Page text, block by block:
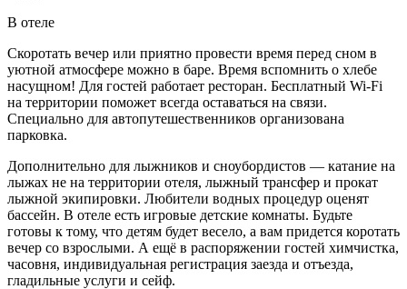
В отеле
Скоротать вечер или приятно провести время перед сном в
уютной атмосфере можно в баре. Время вспомнить о хлебе
насущном! Для гостей работает ресторан. Бесплатный Wi-Fi
на территории поможет всегда оставаться на связи.
Специально для автопутешественников организована
парковка.
Дополнительно для лыжников и сноубордистов — катание на
лыжах не на территории отеля, лыжный трансфер и прокат
лыжной экипировки. Любители водных процедур оценят
бассейн. В отеле есть игровые детские комнаты. Будьте
готовы к тому, что детям будет весело, а вам придется коротать
вечер со взрослыми. А ещё в распоряжении гостей химчистка,
часовня, индивидуальная регистрация заезда и отъезда,
гладильные услуги и сейф.